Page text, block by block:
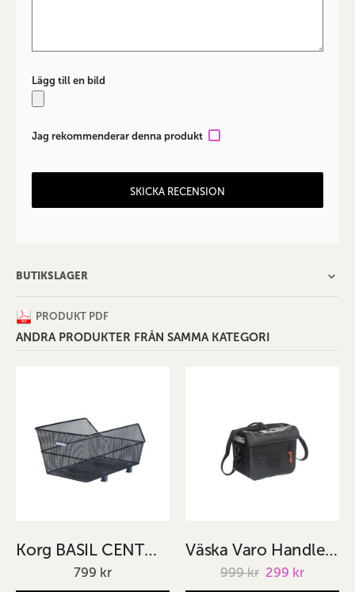
Lägg till en bild
Jag rekommenderar denna produkt
SKICKA RECENSION
BUTIKSLAGER
PRODUKT PDF
ANDRA PRODUKTER FRÅN SAMMA KATEGORI
Korg BASIL CENTO WSL
799 kr
Väska Varo Handlebar bag
999 kr
Special
Price
299 kr